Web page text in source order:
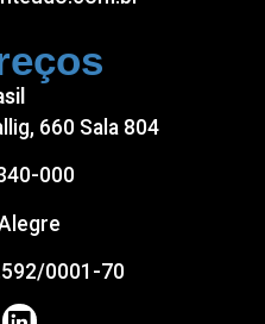
660 Sala 804
000
0001-70